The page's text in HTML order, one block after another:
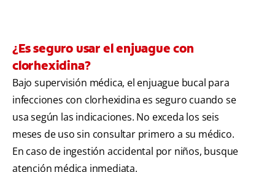
¿Es seguro usar el enjuague con
clorhexidina?
Bajo supervisión médica, el enjuague bucal para
infecciones con clorhexidina es seguro cuando se
usa según las indicaciones. No exceda los seis
meses de uso sin consultar primero a su médico.
En caso de ingestión accidental por niños, busque
atención médica inmediata.